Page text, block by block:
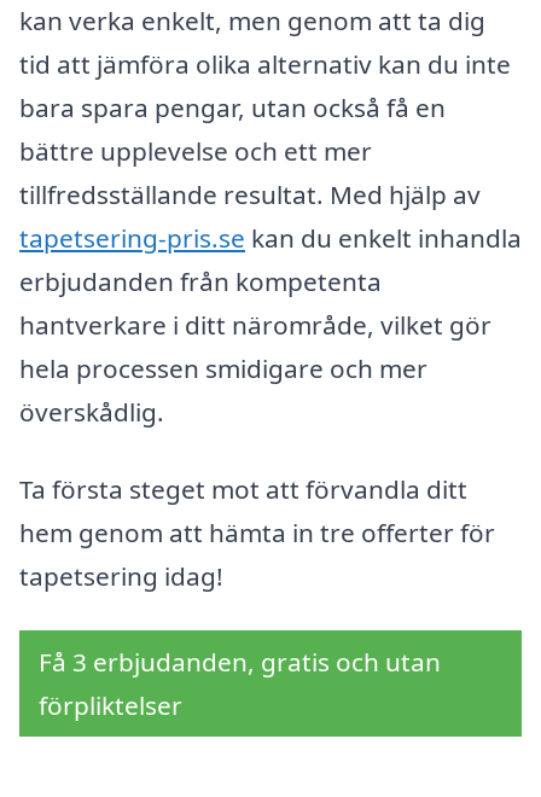
kan verka enkelt, men genom att ta dig
tid att jämföra olika alternativ kan du inte
bara spara pengar, utan också få en
bättre upplevelse och ett mer
tillfredsställande resultat. Med hjälp av
tapetsering-pris.se kan du enkelt inhandla
erbjudanden från kompetenta
hantverkare i ditt närområde, vilket gör
hela processen smidigare och mer
överskådlig.
Ta första steget mot att förvandla ditt
hem genom att hämta in tre offerter för
tapetsering idag!
Få 3 erbjudanden, gratis och utan
förpliktelser